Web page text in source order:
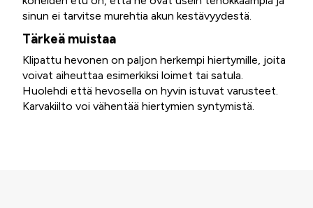
sinun ei tarvitse murehtia akun kestävyydestä.
Tärkeä muistaa
Klipattu hevonen on paljon herkempi hiertymille, joita
voivat aiheuttaa esimerkiksi loimet tai satula.
Huolehdi että hevosella on hyvin istuvat varusteet.
Karvakiilto voi vähentää hiertymien syntymistä.